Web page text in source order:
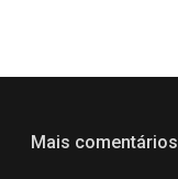
Mais comentários